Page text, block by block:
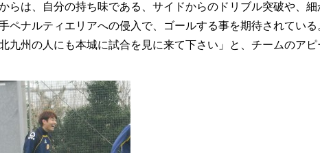
からは、自分の持ち味である、サイドからのドリブル突破や、
ペナルティエリアへの侵入で、ゴールする事を期待されてい
九州の人にも本城に試合を見に来て下さい」と、チームのアピ